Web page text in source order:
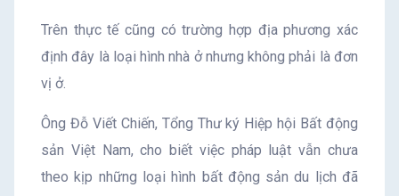
Trên thực tế cũng có trường hợp địa phương xác
định đây là loại hình nhà ở nhưng không phải là đơn
vị ở.
Ông Đỗ Viết Chiến, Tổng Thư ký Hiệp hội Bất động
sản Việt Nam, cho biết việc pháp luật vẫn chưa
theo kịp những loại hình bất động sản du lịch đã